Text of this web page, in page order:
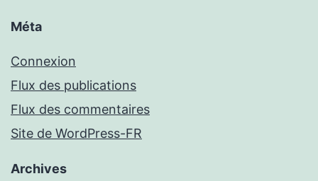
Méta
Connexion
Flux des publications
Flux des commentaires
Site de WordPress-FR
Archives